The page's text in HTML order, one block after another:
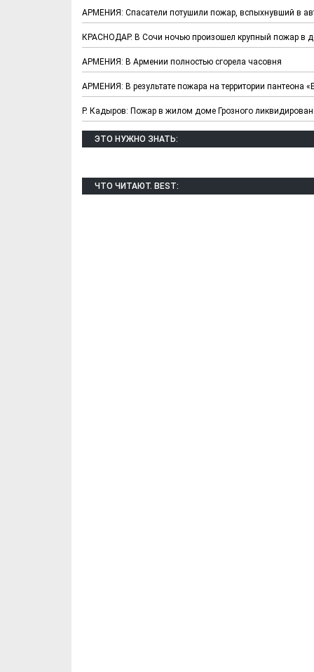
АРМЕНИЯ: Спасатели потушили пожар, вспыхнувший в
КРАСНОДАР. В Сочи ночью произошел крупный пожар в
АРМЕНИЯ: В Армении полностью сгорела часовня
АРМЕНИЯ: В результате пожара на территории пантеона
Р. Кадыров: Пожар в жилом доме Грозного ликвидирован
ЭТО НУЖНО ЗНАТЬ:
ЧТО ЧИТАЮТ. BEST: